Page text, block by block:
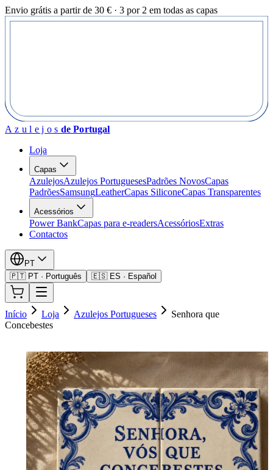
Envio grátis a partir de 30 € · 3 por 2 em todas as capas
Azulejos de Portugal
Loja
Capas
AzulejosAzulejos PortuguesesPadrões NovosCapas
PadrõesSamsungLeatherCapas SiliconeCapas Transparentes
Acessórios
Power BankCapas para e-readersAcessóriosExtras
Contactos
PT
🇵🇹 PT · Português
🇪🇸 ES · Español
Início Loja Azulejos Portugueses
Senhora que
Concebestes